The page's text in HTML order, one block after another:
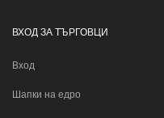
ВХОД ЗА ТЪРГОВЦИ
Вход
Шапки на едро